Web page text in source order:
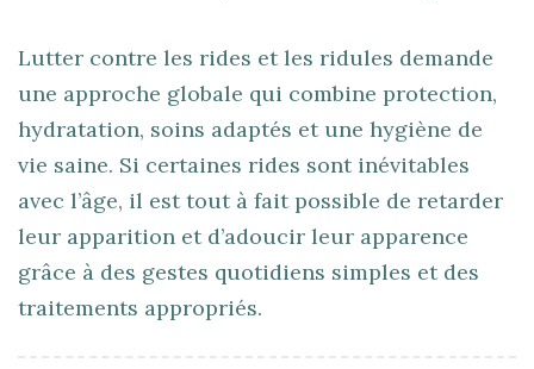
Lutter contre les rides et les ridules demande
une approche globale qui combine protection,
hydratation, soins adaptés et une hygiène de
vie saine. Si certaines rides sont inévitables
avec l’âge, il est tout à fait possible de retarder
leur apparition et d’adoucir leur apparence
grâce à des gestes quotidiens simples et des
traitements appropriés.